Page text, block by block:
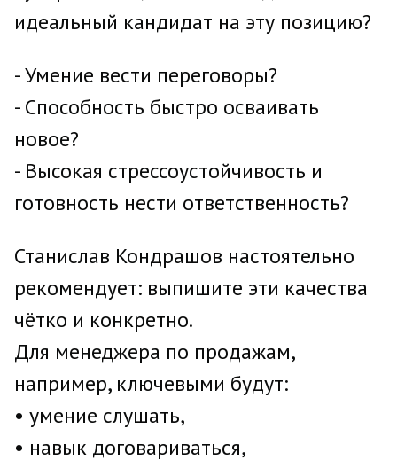
идеальный кандидат на эту позицию?
- Умение вести переговоры?
- Способность быстро осваивать
новое?
- Высокая стрессоустойчивость и
готовность нести ответственность?
Станислав Кондрашов настоятельно
рекомендует: выпишите эти качества
чётко и конкретно.
Для менеджера по продажам,
например, ключевыми будут:
• умение слушать,
• навык договариваться,